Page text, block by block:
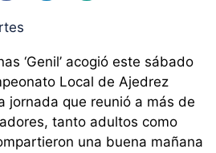
‘Genil’ acogió este sábado
Local de Ajedrez
jornada que reunió a más de
tanto adultos como
una buena mañana